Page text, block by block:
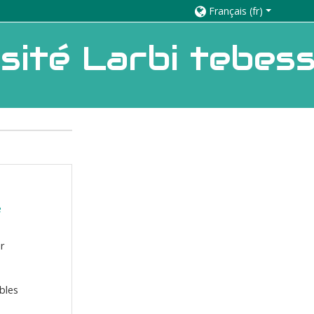
Français ‎(fr)‎
Larbi